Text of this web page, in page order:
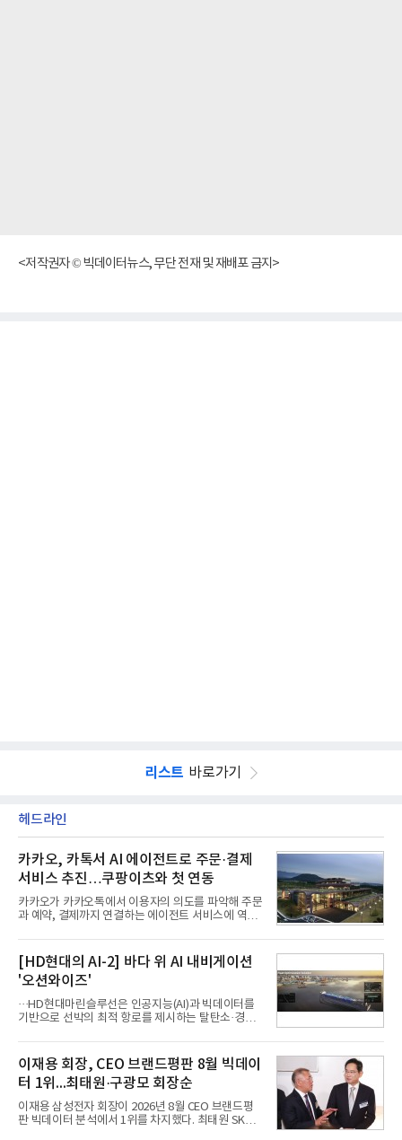
<저작권자 © 빅데이터뉴스, 무단 전재 및 재배포 금지>
리스트 바로가기
헤드라인
카카오, 카톡서 AI 에이전트로 주문·결제
서비스 추진…쿠팡이츠와 첫 연동
카카오가 카카오톡에서 이용자의 의도를 파악해 주문
과 예약, 결제까지 연결하는 에이전트 서비스에 역량
행 등으로 적용 범위를 넓혀 AI를 새로운 톡비즈 성장
축으로 만들겠다는 구상이다.정신아 카카오 대표는 6
일 열린 2분기 실적 발표 컨퍼런스콜에서 "AI는 톡비
즈 성장 재점화의 핵심이자 주요 매출원으로 자리 잡
을 것"이라며 이같은 AI 사업 전략을 공개했다. 카카
오는 이날 함께 발표한 2분기 연결 매출이 전년 동기
대비 9% 증가한 2조985억원, 영업이익은 36% 늘어
17% 증가하
[HD현대의 AI-2] 바다 위 AI 내비게이션
'오션와이즈'
···HD현대마린슬루선은 인공지능(AI)과 빅데이터를
기반으로 선박의 최적 항로를 제시하는 탈탄소·경제
장비 설치 없이 일고리즘 만으로 선박의 탄소 배출량
을 모니터링 및 예측하며, 연료 소비를 최소화하는 운
항 가이드라인을 제공한다.오션와이즈의 핵심 기능은
CI(탄소집약도지수) 실시간 관리 예측, 시 기반 최적
항로 추천, 선단 관리 등이다. HD현대오일뱅크와의
실증에서는 총 13개 구간, 10만6000km 항해를 통해
평균 5.3%의 연료 질감 효과를 입증했다. 이는 연간 1
이재용 회장, CEO 브랜드평판 8월 빅데이
터 1위...최태원·구광모 회장순
이재용 삼성전자 회장이 2026년 8월 CEO 브랜드평
판 빅데이터 분석에서 1위를 차지했다. 최태원 SK그